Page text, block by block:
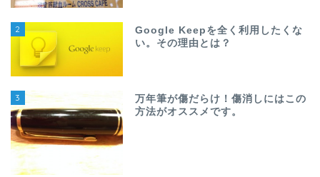
2
Google Keepを全く利用したくな
い。その理由とは？
3
万年筆が傷だらけ！傷消しにはこの
方法がオススメです。